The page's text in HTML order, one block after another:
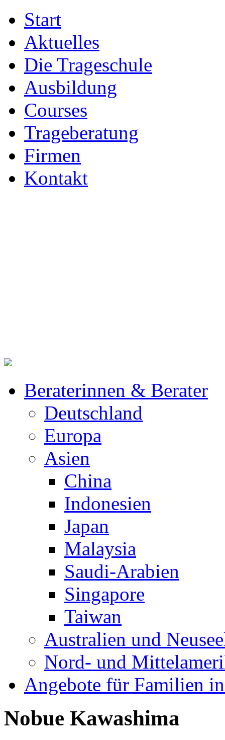
Start
Aktuelles
Die Trageschule
Ausbildung
Courses
Trageberatung
Firmen
Kontakt
Beraterinnen & Berater
Deutschland
Europa
Asien
China
Indonesien
Japan
Malaysia
Saudi-Arabien
Singapore
Taiwan
Australien und
Nord- und
Angebote für Familien
Nobue Kawashima